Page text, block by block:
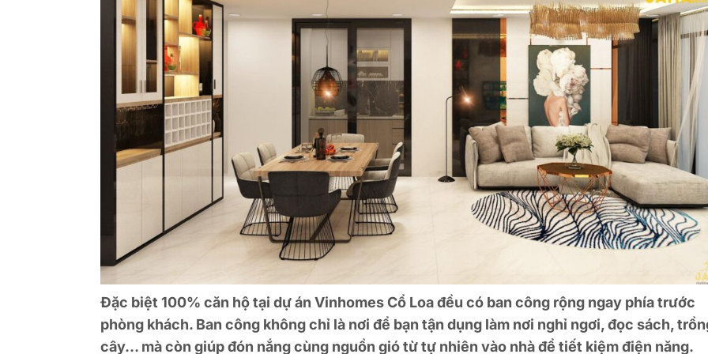
Đặc biệt 100% căn hộ tại dự án Vinhomes Cổ Loa đều có ban công rộng ngay phía trước
phòng khách. Ban công không chỉ là nơi để bạn tận dụng làm nơi nghỉ ngơi, đọc sách,
cây… mà còn giúp đón nắng cùng nguồn gió từ tự nhiên vào nhà để tiết kiệm điện năng.